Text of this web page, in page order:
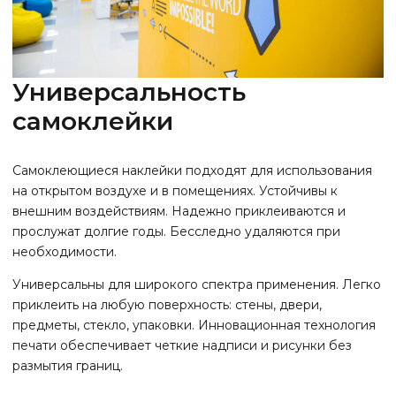
Универсальность
самоклейки
Самоклеющиеся наклейки подходят для использования
на открытом воздухе и в помещениях. Устойчивы к
внешним воздействиям. Надежно приклеиваются и
прослужат долгие годы. Бесследно удаляются при
необходимости.
Универсальны для широкого спектра применения. Легко
приклеить на любую поверхность: стены, двери,
предметы, стекло, упаковки. Инновационная технология
печати обеспечивает четкие надписи и рисунки без
размытия границ.